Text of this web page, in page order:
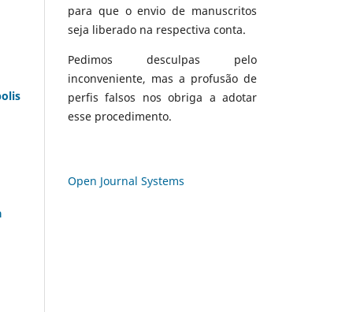
para que o envio de manuscritos
seja liberado na respectiva conta.
Pedimos desculpas pelo
inconveniente, mas a profusão de
perfis falsos nos obriga a adotar
esse procedimento.
Open Journal Systems